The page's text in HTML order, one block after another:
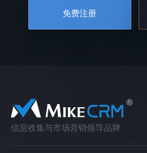
免费注册
信息收集与市场营销领导品牌